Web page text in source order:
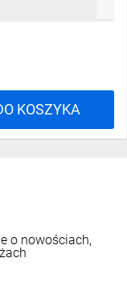
KOSZYKA
o nowościach,